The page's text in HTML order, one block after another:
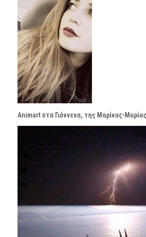
Animart στα Γιάννενα, της Μαρίνας-